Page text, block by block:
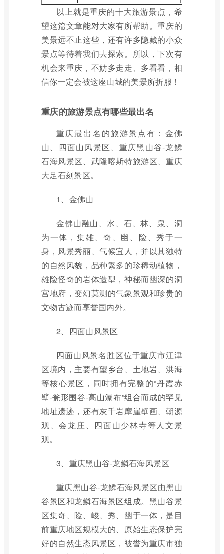
以上就是重庆的十大旅游景点，希
望这篇文章能对大家有所帮助。重庆的
美景远不止这些，还有许多隐藏的小众
景点等待着我们去探索。所以，下次有
机会来重庆，不妨多走走、多看看，相
信你一定会被这座山城的美景所折服！
重庆的旅游景点有哪些最出名
重庆最出名的旅游景点有：金佛
山、四面山风景区、重庆黑山谷-龙鳞
石海风景区、武隆喀斯特旅游区、重庆
大足石刻景区。
1、金佛山
金佛山融山、水、石、林、泉、洞
为一体，集雄、奇、幽、险、秀于一
身，风景秀丽、气候宜人，并以其独特
的自然风貌，品种繁多的珍稀动植物，
雄险怪奇的岩体造型，神秘而幽深的洞
宫地府，变幻莫测的气象景观和珍贵的
文物古迹而享誉国内外。
2、四面山风景区
四面山风景名胜区位于重庆市江津
区境内，主要有望乡台、土地岩、洪海
等核心景区，同时拥有完整的“丹霞赤
壁-瓮形围谷-高山瀑布”组合而成的罕见
地址遗迹，还有灰千岩摩崖壁画、朝源
观、会龙庄、四面山少林寺等人文景
观。
3、重庆黑山谷-龙鳞石海风景区
重庆黑山谷-龙鳞石海风景区由黑山
谷景区和龙鳞石海景区组成。黑山谷景
区集奇、险、峻、秀、幽于一体，是目
前重庆地区规模大的、原始生态保护完
好的自然生态风景区，被誉为重庆市独